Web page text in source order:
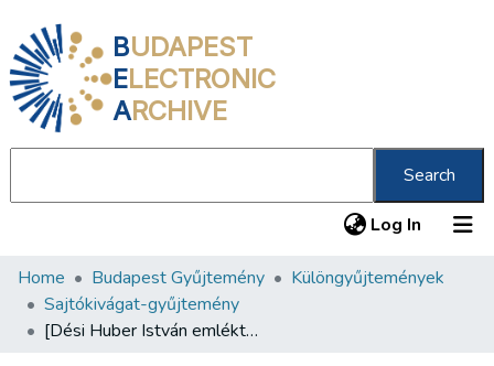
BUDAPEST
ELECTRONIC
ARCHIVE
Search
Log In (current)
Communities & Collections
All of DSpace
Home Budapest Gyűjtemény
Különgyűjtemények
Sajtókivágat-gyűjtemény
[Dési Huber István emléktábla avatása a budakeszi szanatóriumban]